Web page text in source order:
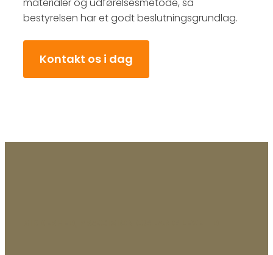
bestyrelsen har et godt beslutningsgrundlag.
Kontakt os i dag